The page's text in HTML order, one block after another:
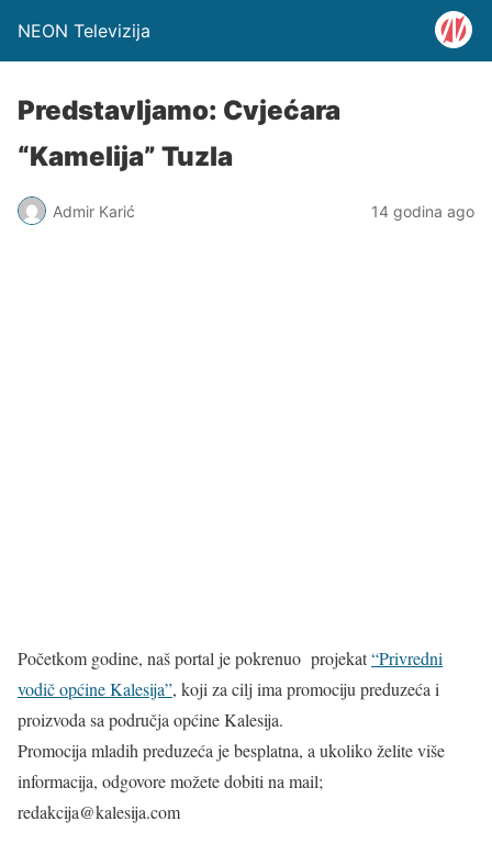
NEON Televizija
Predstavljamo: Cvjećara
“Kamelija” Tuzla
Admir Karić 14 godina ago
Početkom godine, naš portal je pokrenuo projekat“Privredni
vodič općine Kalesija”, koji za cilj ima promociju preduzeća i
proizvoda sa područja općine Kalesija.
Promocija mladih preduzeća je besplatna, a ukoliko želite više
informacija, odgovore možete dobiti na mail;
redakcija@kalesija.com